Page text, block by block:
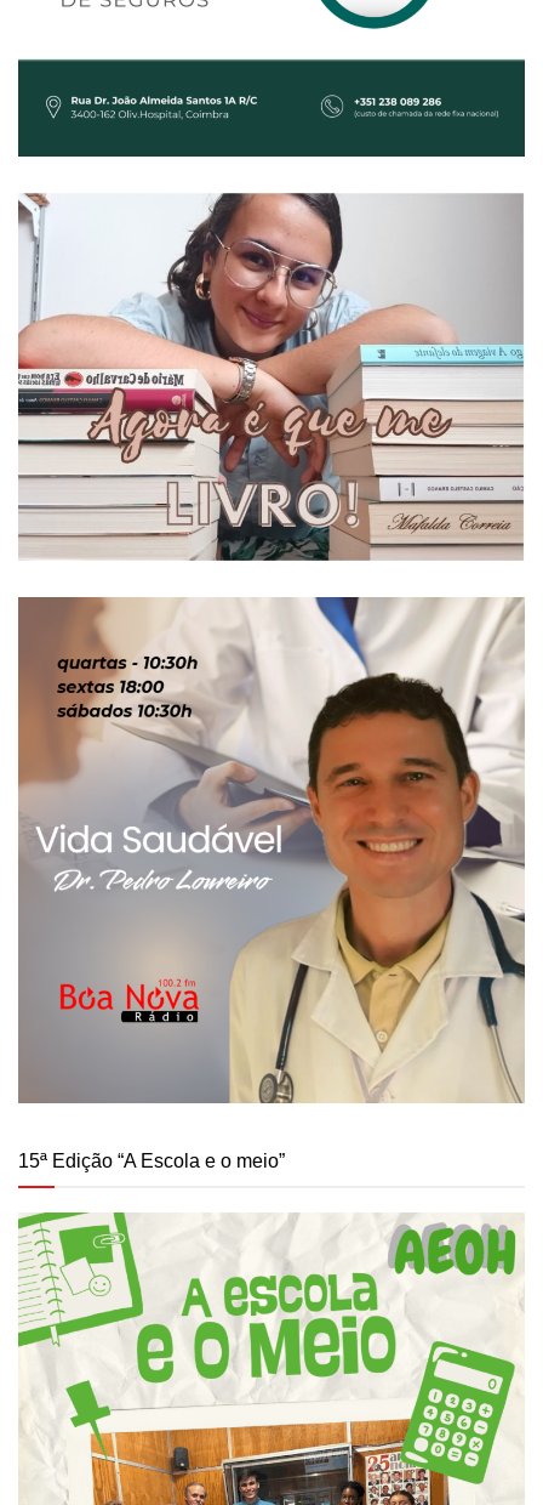
15ª Edição “A Escola e o meio”